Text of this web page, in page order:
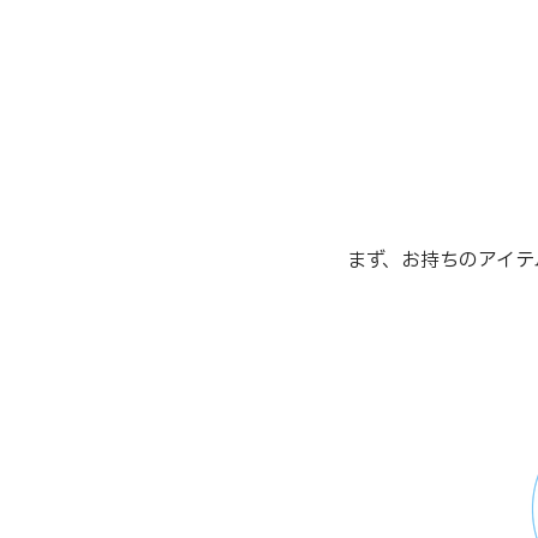
まず、お持ちのアイ